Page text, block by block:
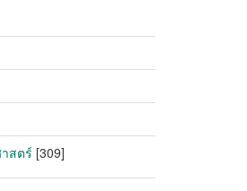
สตร์ [309]